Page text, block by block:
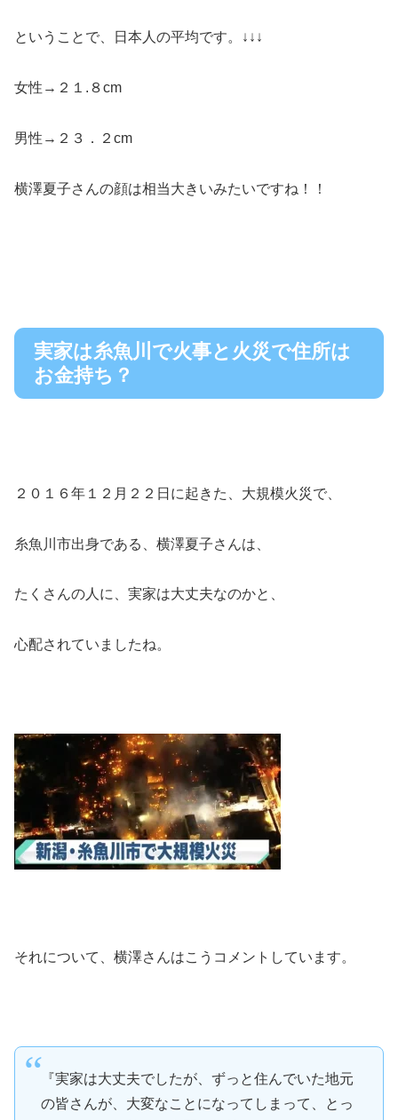
ということで、日本人の平均です。↓↓↓
女性→２１.８cm
男性→２３．２cm
横澤夏子さんの顔は相当大きいみたいですね！！
実家は糸魚川で火事と火災で住所は
お金持ち？
２０１６年１２月２２日に起きた、大規模火災で、
糸魚川市出身である、横澤夏子さんは、
たくさんの人に、実家は大丈夫なのかと、
心配されていましたね。
それについて、横澤さんはこうコメントしています。
『実家は大丈夫でしたが、ずっと住んでいた地元
の皆さんが、大変なことになってしまって、とっ